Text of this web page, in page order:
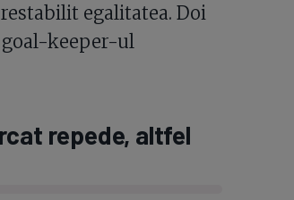
egalitatea. Doi
keeper-ul
repede, altfel